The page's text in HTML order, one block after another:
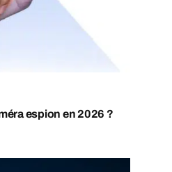
espion en 2026 ?